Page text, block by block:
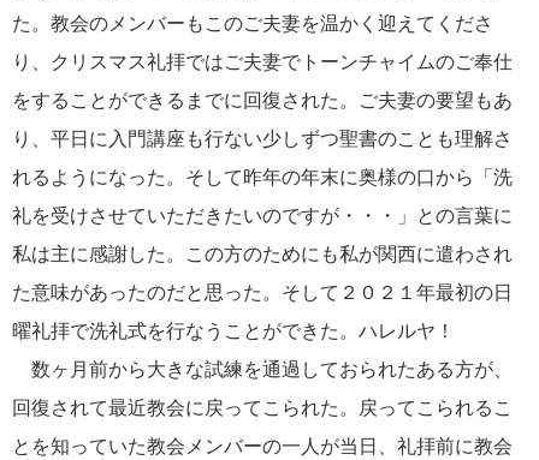
た。教会のメンバーもこのご夫妻を温かく迎えてくださ
り、クリスマス礼拝ではご夫妻でトーンチャイムのご奉仕
をすることができるまでに回復された。ご夫妻の要望もあ
り、平日に入門講座も行ない少しずつ聖書のことも理解さ
れるようになった。そして昨年の年末に奥様の口から「洗
礼を受けさせていただきたいのですが・・・」との言葉に
私は主に感謝した。この方のためにも私が関西に遣わされ
た意味があったのだと思った。そして２０２１年最初の日
曜礼拝で洗礼式を行なうことができた。ハレルヤ！
数ヶ月前から大きな試練を通過しておられたある方が、
回復されて最近教会に戻ってこられた。戻ってこられるこ
とを知っていた教会メンバーの一人が当日、礼拝前に教会